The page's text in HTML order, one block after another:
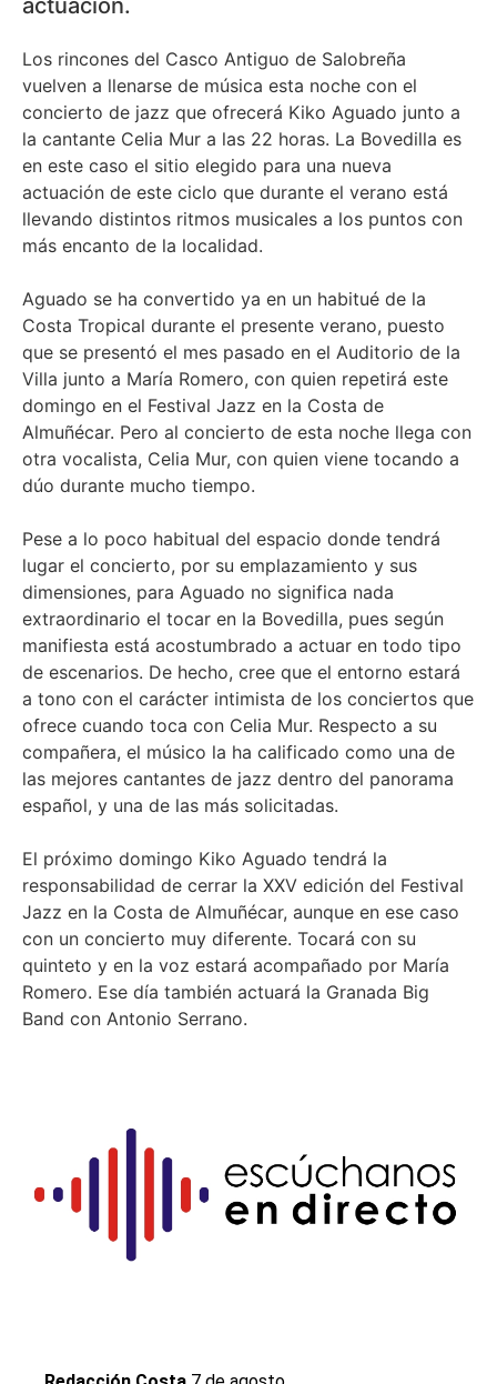
actuación.
Los rincones del Casco Antiguo de Salobreña
vuelven a llenarse de música esta noche con el
concierto de jazz que ofrecerá Kiko Aguado junto a
la cantante Celia Mur a las 22 horas. La Bovedilla es
en este caso el sitio elegido para una nueva
actuación de este ciclo que durante el verano está
llevando distintos ritmos musicales a los puntos con
más encanto de la localidad.
Aguado se ha convertido ya en un habitué de la
Costa Tropical durante el presente verano, puesto
que se presentó el mes pasado en el Auditorio de la
Villa junto a María Romero, con quien repetirá este
domingo en el Festival Jazz en la Costa de
Almuñécar. Pero al concierto de esta noche llega con
otra vocalista, Celia Mur, con quien viene tocando a
dúo durante mucho tiempo.
Pese a lo poco habitual del espacio donde tendrá
lugar el concierto, por su emplazamiento y sus
dimensiones, para Aguado no significa nada
extraordinario el tocar en la Bovedilla, pues según
manifiesta está acostumbrado a actuar en todo tipo
de escenarios. De hecho, cree que el entorno estará
a tono con el carácter intimista de los conciertos que
ofrece cuando toca con Celia Mur. Respecto a su
compañera, el músico la ha calificado como una de
las mejores cantantes de jazz dentro del panorama
español, y una de las más solicitadas.
El próximo domingo Kiko Aguado tendrá la
responsabilidad de cerrar la XXV edición del Festival
Jazz en la Costa de Almuñécar, aunque en ese caso
con un concierto muy diferente. Tocará con su
quinteto y en la voz estará acompañado por María
Romero. Ese día también actuará la Granada Big
Band con Antonio Serrano.